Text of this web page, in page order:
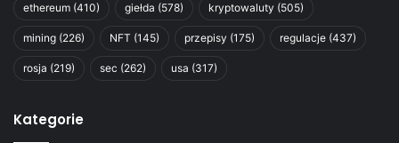
ethereum (410) giełda (578) kryptowaluty (505)
mining (226) NFT (145) przepisy (175) regulacje (437)
rosja (219) sec (262) usa (317)
Kategorie